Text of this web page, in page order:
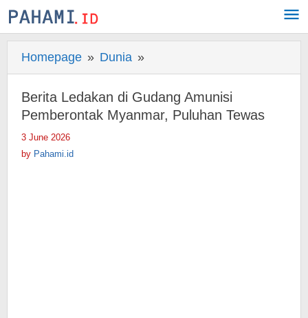
Skip
to
Homepage » Dunia »
Ledakan
di
Gudang
Berita Ledakan di Gudang Amunisi
Pemberontak Myanmar, Puluhan Tewas
3 June 2026
by Pahami.id